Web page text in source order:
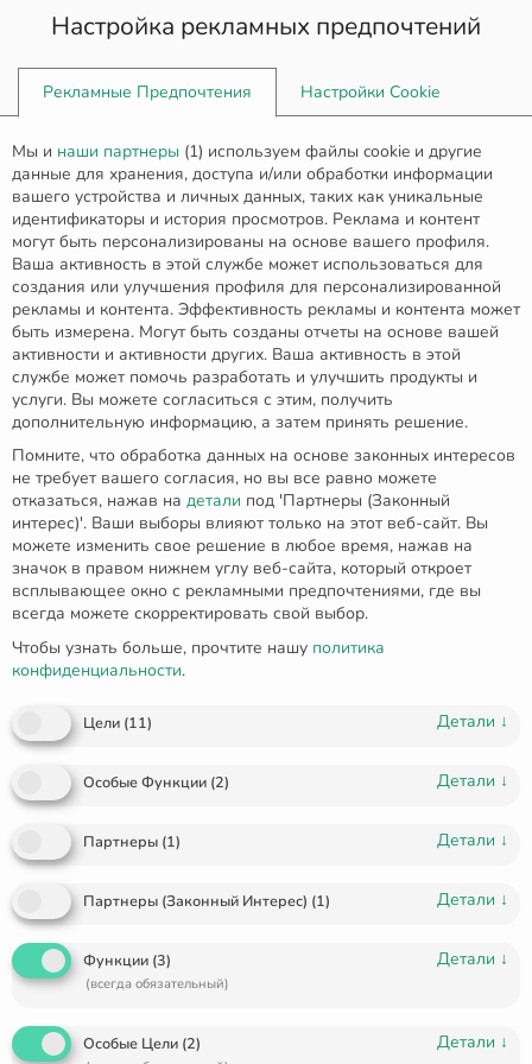
Главная
Серьги
Серебряная серьга-кафф E-00275
Серебряная серьга-кафф E-
00275
🔥 1 items sold in last 3 days
Настройка рекламных предпочтений
Рекламные Предпочтения Настройки Cookie
Мы и наши партнеры (1) используем файлы cookie и другие
данные для хранения, доступа и/или обработки информации
вашего устройства и личных данных, таких как уникальные
идентификаторы и история просмотров. Реклама и контент
могут быть персонализированы на основе вашего профиля.
Ваша активность в этой службе может использоваться для
создания или улучшения профиля для персонализированной
рекламы и контента. Эффективность рекламы и контента может
быть измерена. Могут быть созданы отчеты на основе вашей
активности и активности других. Ваша активность в этой
службе может помочь разработать и улучшить продукты и
услуги. Вы можете согласиться с этим, получить
дополнительную информацию, а затем принять решение.
Помните, что обработка данных на основе законных интересов
не требует вашего согласия, но вы все равно можете
отказаться, нажав на детали под 'Партнеры (Законный
интерес)'. Ваши выборы влияют только на этот веб-сайт. Вы
можете изменить свое решение в любое время, нажав на
значок в правом нижнем углу веб-сайта, который откроет
всплывающее окно с рекламными предпочтениями, где вы
всегда можете скорректировать свой выбор.
Чтобы узнать больше, прочтите нашу политика
конфиденциальности.
Цели (11) Детали ↓
Особые Функции (2) Детали ↓
Партнеры (1) Детали ↓
Партнеры (Законный Интерес) (1) Детали ↓
Функции (3)
(всегда обязательный)
Детали ↓
Особые Цели (2) Детали ↓